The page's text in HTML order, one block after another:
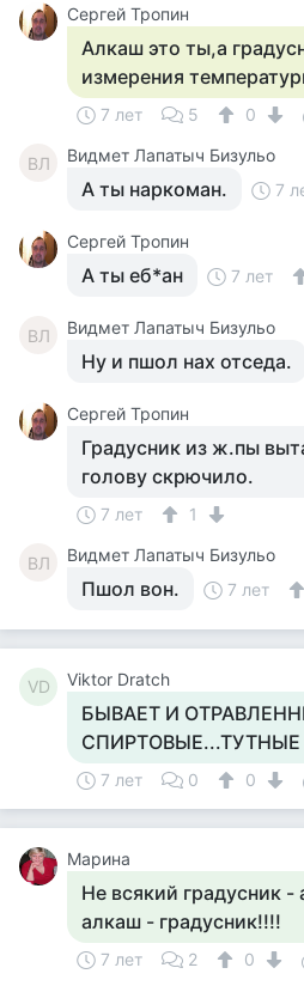
Сергей Тропин
Алкаш это ты,а
измерения
7 лет 5 0
ВЛ Видмет Лапатыч Бизульо
А ты наркоман. 7
Сергей Тропин
А ты еб*ан 7 лет
ВЛ Видмет Лапатыч Бизульо
Ну и пшол нах отседа.
Сергей Тропин
Градусник из ж.пы
голову скрючило.
7 лет 1
ВЛ Видмет Лапатыч Бизульо
Пшол вон. 7 лет
VD Viktor Dratch
БЫВАЕТ И
7 лет 0 0
Марина
Не всякий градусник
алкаш - градусник!!!!
7 лет 2 0